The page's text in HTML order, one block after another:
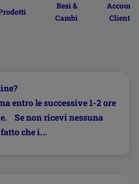
Resi &
Cambi
Account
Cliente
entro le successive 1-2 ore
Se non ricevi nessuna
che i...